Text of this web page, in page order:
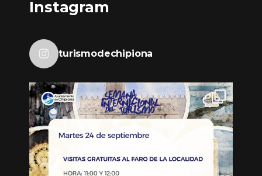
Instagram
turismodechipiona